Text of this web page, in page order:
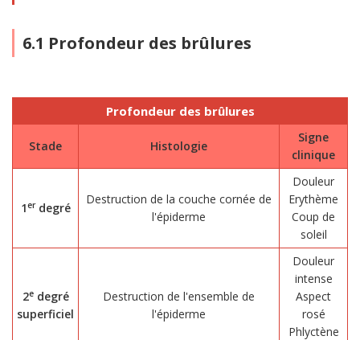
6.1 Profondeur des brûlures
Profondeur des brûlures
Stade Histologie
Signe
clinique
1erdegré
Destruction de la couche cornée de
l'épiderme
Douleur
Erythème
Coup de
soleil
2edegré
superficiel
Destruction de l'ensemble de
l'épiderme
Douleur
intense
Aspect
rosé
Phlyctène